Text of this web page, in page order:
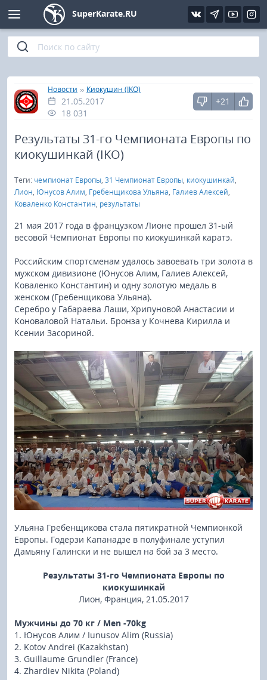
SuperKarate.RU
Главная
»
Новости » Киокушин (IKO)
21.05.2017
18 031
+21
Результаты 31-го Чемпионата Европы по
киокушинкай (IKO)
Теги: чемпионат Европы, 31 Чемпионат Европы, киокушинкай,
Лион, Юнусов Алим, Гребенщикова Ульяна, Галиев Алексей,
Коваленко Константин, результаты
21 мая 2017 года в французком Лионе прошел 31-ый
весовой Чемпионат Европы по киокушинкай каратэ.
Российским спортсменам удалось завоевать три золота в
мужском дивизионе (Юнусов Алим, Галиев Алексей,
Коваленко Константин) и одну золотую медаль в
женском (Гребенщикова Ульяна).
Серебро у Габараева Лаши, Хрипуновой Анастасии и
Коноваловой Натальи. Бронза у Кочнева Кирилла и
Ксении Засориной.
Ульяна Гребенщикова стала пятикратной Чемпионкой
Европы. Годерзи Капанадзе в полуфинале уступил
Дамьяну Галински и не вышел на бой за 3 место.
Результаты 31-го Чемпионата Европы по
киокушинкай
Лион, Франция, 21.05.2017
Мужчины до 70 кг / Men -70kg
1. Юнусов Алим / Iunusov Alim (Russia)
2. Kotov Andrei (Kazakhstan)
3. Guillaume Grundler (France)
4. Zhardiev Nikita (Poland)
Киокушинкай
Кёкусин (IFK)
Шинкиокушинкай
Кекусин-кан
Бокс
UFC и MMA
Муай тай
Фото
Видео
Интервью
Статьи
Уроки каратэ
Файлы
Библиотека